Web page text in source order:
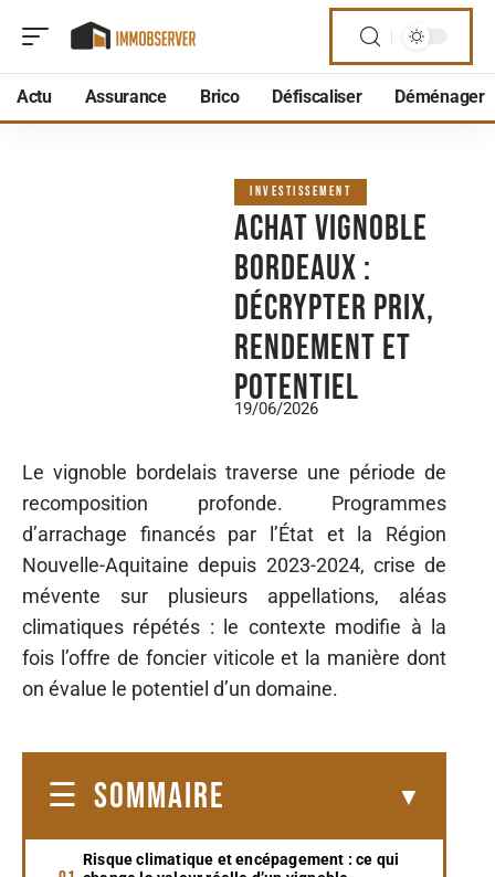
Actu Assurance Brico Défiscaliser Déménager
INVESTISSEMENT
Achat Vignoble
Bordeaux :
décrypter prix,
rendement et
potentiel
19/06/2026
Le vignoble bordelais traverse une période de
recomposition profonde. Programmes
d’arrachage financés par l’État et la Région
Nouvelle-Aquitaine depuis 2023-2024, crise de
mévente sur plusieurs appellations, aléas
climatiques répétés : le contexte modifie à la
fois l’offre de foncier viticole et la manière dont
on évalue le potentiel d’un domaine.
SOMMAIRE
Risque climatique et encépagement : ce qui